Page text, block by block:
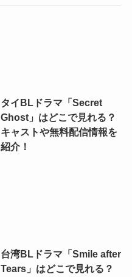
タイBLドラマ「Secret
Ghost」はどこで見れる？
キャストや無料配信情報を
紹介！
台湾BLドラマ「Smile after
Tears」はどこで見れる？